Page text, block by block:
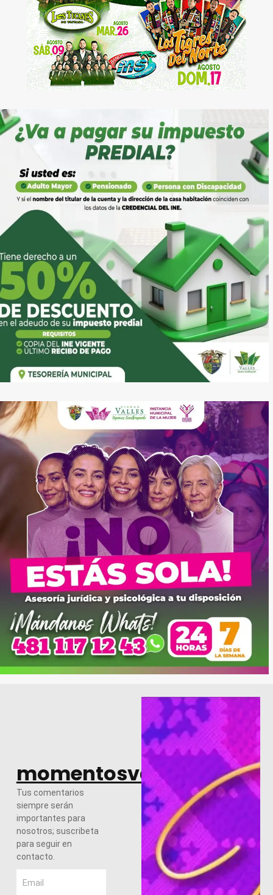
momentosvalles.com
Tus comentarios
siempre serán
importantes para
nosotros; suscribeta
para seguir en
contacto.